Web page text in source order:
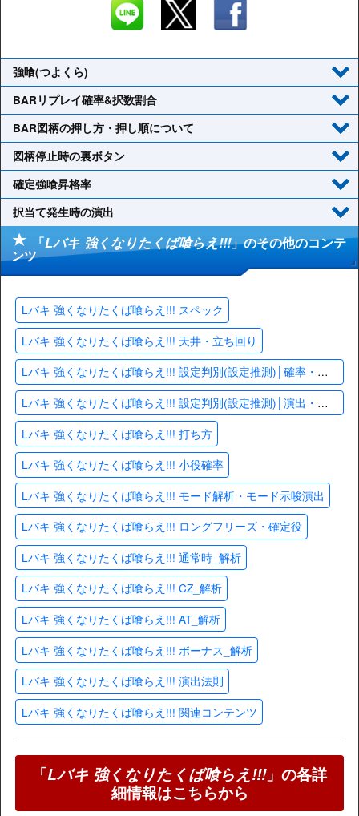
強喰(つよくら)
BARリプレイ確率&択数割合
BAR図柄の押し方・押し順について
図柄停止時の裏ボタン
確定強喰昇格率
択当て発生時の演出
「Lバキ 強くなりたくば喰らえ!!!」のその他のコンテ
ンツ
Lバキ 強くなりたくば喰らえ!!! スペック
Lバキ 強くなりたくば喰らえ!!! 天井・立ち回り
Lバキ 強くなりたくば喰らえ!!! 設定判別(設定推測)│確率・数値
Lバキ 強くなりたくば喰らえ!!! 設定判別(設定推測)│演出・終了画面
Lバキ 強くなりたくば喰らえ!!! 打ち方
Lバキ 強くなりたくば喰らえ!!! 小役確率
Lバキ 強くなりたくば喰らえ!!! モード解析・モード示唆演出
Lバキ 強くなりたくば喰らえ!!! ロングフリーズ・確定役
Lバキ 強くなりたくば喰らえ!!! 通常時_解析
Lバキ 強くなりたくば喰らえ!!! CZ_解析
Lバキ 強くなりたくば喰らえ!!! AT_解析
Lバキ 強くなりたくば喰らえ!!! ボーナス_解析
Lバキ 強くなりたくば喰らえ!!! 演出法則
Lバキ 強くなりたくば喰らえ!!! 関連コンテンツ
「Lバキ 強くなりたくば喰らえ!!!」の各詳
細情報はこちらから